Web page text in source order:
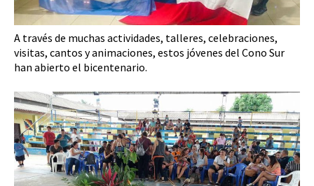
A través de muchas actividades, talleres, celebraciones,
visitas, cantos y animaciones, estos jóvenes del Cono Sur
han abierto el bicentenario.